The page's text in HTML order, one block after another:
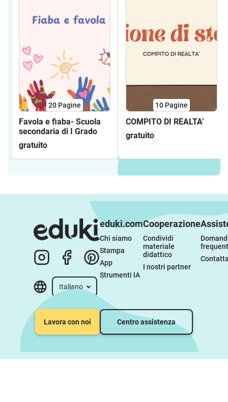
20 Pagine
Favola e fiaba- Scuola
secondaria di I Grado
gratuito
10 Pagine
COMPITO DI REALTA’
gratuito
Italiano
eduki.com
Chi siamo
Stampa
App
Strumenti IA
Cooperazione
Condividi
materiale
didattico
I nostri partner
Lavora con noi Centro assistenza